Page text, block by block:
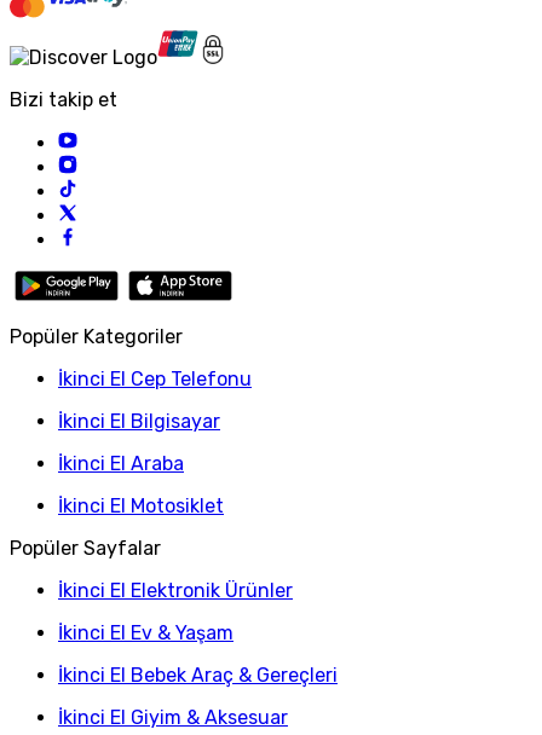
Bizi takip et
Popüler Kategoriler
İkinci El Cep Telefonu
İkinci El Bilgisayar
İkinci El Araba
İkinci El Motosiklet
Popüler Sayfalar
İkinci El Elektronik Ürünler
İkinci El Ev & Yaşam
İkinci El Bebek Araç & Gereçleri
İkinci El Giyim & Aksesuar